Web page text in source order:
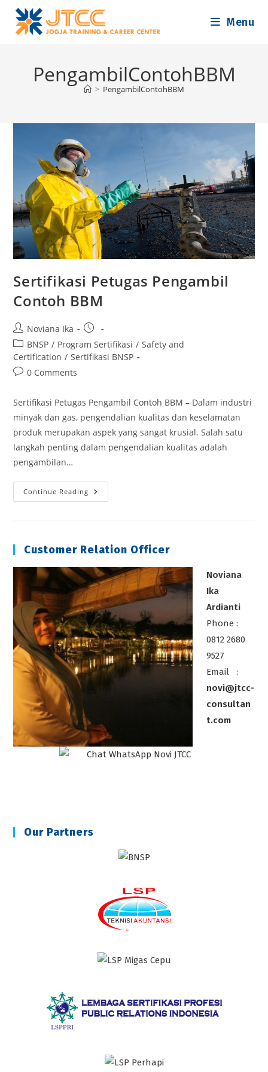
content
Menu
PengambilContohBBM
> PengambilContohBBM
Sertifikasi Petugas Pengambil
Contoh BBM
Post
author:
Noviana Ika
Post
published:
Post
category:
BNSP / Program Sertifikasi / Safety and
Certification / Sertifikasi BNSP
Post0 Comments
Sertifikasi Petugas Pengambil Contoh BBM – Dalam industri
minyak dan gas, pengendalian kualitas dan keselamatan
produk merupakan aspek yang sangat krusial. Salah satu
langkah penting dalam pengendalian kualitas adalah
pengambilan…
Continue Reading Sertifikasi
Petugas
Customer Relation Officer
Noviana
Ika
Ardianti
Phone :
0812 2680
9527
Email :
novi@jtcc-
consultan
t.com
Our Partners